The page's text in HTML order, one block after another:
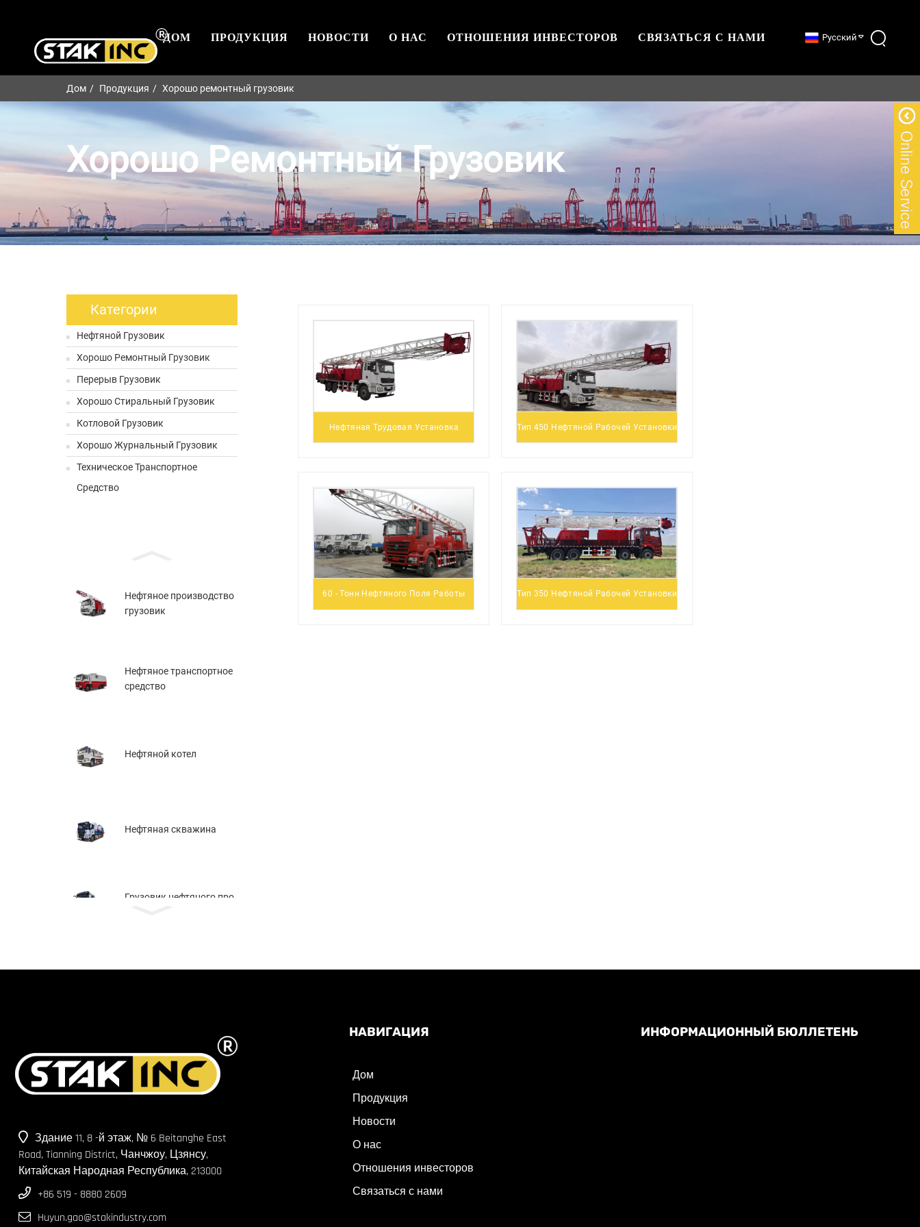
ДОМ ПРОДУКЦИЯ НОВОСТИ О НАС ОТНОШЕНИЯ ИНВЕСТОРОВ СВЯЗАТЬСЯ С НАМИ Русский
Дом Продукция Хорошо ремонтный грузовик
Хорошо Ремонтный Грузовик
Категории
Нефтяной Грузовик
Хорошо Ремонтный Грузовик
Перерыв Грузовик
Хорошо Стиральный Грузовик
Котловой Грузовик
Хорошо Журнальный Грузовик
Техническое Транспортное
Средство
Нефтяное производство
грузовик
Нефтяное транспортное
средство
Нефтяной котел
Нефтяная скважина
Грузовик нефтяного про
Нефтяная трудовая уста
Нефтяная Трудовая Установка Тип 450 Нефтяной Рабочей Установки
60 - Тонн Нефтяного Поля Работы Тип 350 Нефтяной Рабочей Установки
Здание 11, 8 -й этаж, № 6 Beitanghe East
Road, Tianning District, Чанчжоу, Цзянсу,
Китайская Народная Республика, 213000
+86 519 - 8880 2609
Huyun.gao@stakindustry.com
НАВИГАЦИЯ
Дом
Продукция
Новости
О нас
Отношения инвесторов
Связаться с нами
ИНФОРМАЦИОННЫЙ БЮЛЛЕТЕНЬ